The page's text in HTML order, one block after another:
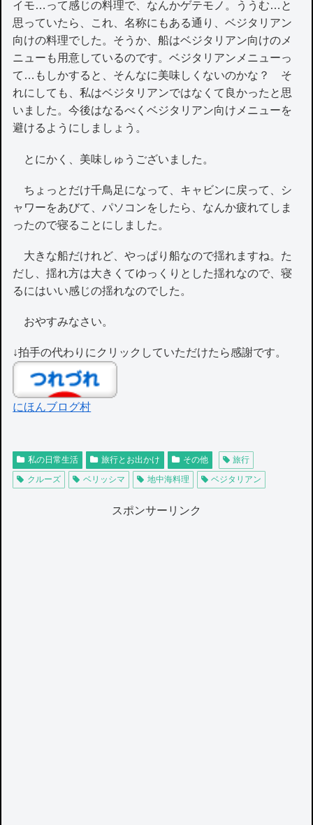
イモ…って感じの料理で、なんかゲテモノ。ううむ…と
思っていたら、これ、名称にもある通り、ベジタリアン
向けの料理でした。そうか、船はベジタリアン向けのメ
ニューも用意しているのです。ベジタリアンメニューっ
て…もしかすると、そんなに美味しくないのかな？ そ
れにしても、私はベジタリアンではなくて良かったと思
いました。今後はなるべくベジタリアン向けメニューを
避けるようにしましょう。
とにかく、美味しゅうございました。
ちょっとだけ千鳥足になって、キャビンに戻って、シ
ャワーをあびて、パソコンをしたら、なんか疲れてしま
ったので寝ることにしました。
大きな船だけれど、やっぱり船なので揺れますね。た
だし、揺れ方は大きくてゆっくりとした揺れなので、寝
るにはいい感じの揺れなのでした。
おやすみなさい。
↓拍手の代わりにクリックしていただけたら感謝です。
にほんブログ村
私の日常生活 旅行とお出かけ その他
旅行
クルーズ
ベリッシマ 地中海料理 ベジタリアン
スポンサーリンク